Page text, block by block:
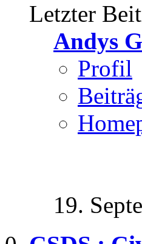
Letzter
Andys
Profil
19.